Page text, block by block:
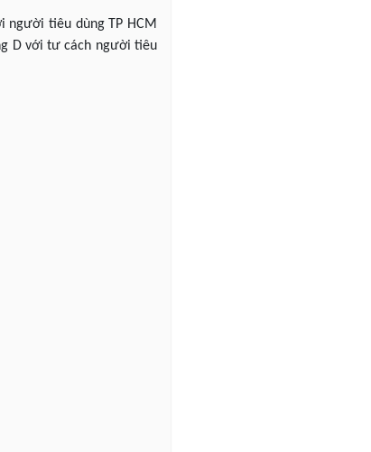
người tiêu dùng TP HCM
D với tư cách người tiêu